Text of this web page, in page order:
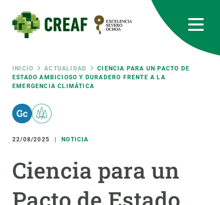
contenido
principal
Ruta
de
navegación
INICIO ACTUALIDAD
CIENCIA PARA UN PACTO DE
ESTADO AMBICIOSO Y DURADERO FRENTE A LA
EMERGENCIA CLIMÁTICA
22/08/2025 NOTICIA
Ciencia para un
RRSS
Featured
responsive
Responsive
menu
INVESTIGACIÓN
CIENCIA EN ACCIÓN